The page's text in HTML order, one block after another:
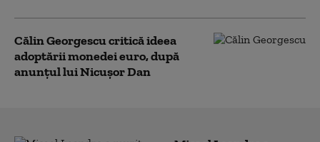
Călin Georgescu critică ideea
adoptării monedei euro, după
anunțul lui Nicușor Dan